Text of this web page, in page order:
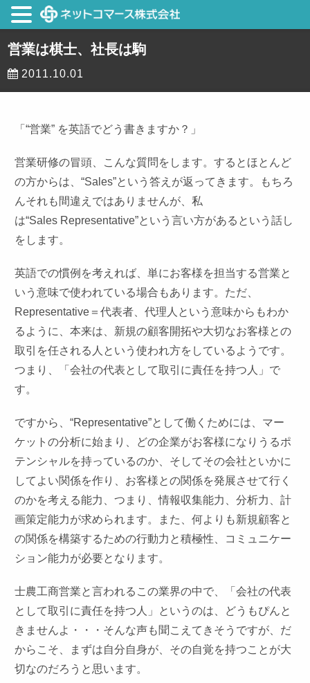
営業は棋士、社長は駒
2011.10.01
「“営業” を英語でどう書きますか？」
営業研修の冒頭、こんな質問をします。するとほとんど
の方からは、“Sales”という答えが返ってきます。もちろ
んそれも間違えではありませんが、私
は“Sales Representative”という言い方があるという話し
をします。
英語での慣例を考えれば、単にお客様を担当する営業と
いう意味で使われている場合もあります。ただ、
Representative ＝代表者、代理人という意味からもわか
るように、本来は、新規の顧客開拓や大切なお客様との
取引を任される人という使われ方をしているようです。
つまり、「会社の代表として取引に責任を持つ人」で
す。
ですから、“Representative”として働くためには、マー
ケットの分析に始まり、どの企業がお客様になりうるポ
テンシャルを持っているのか、そしてその会社といかに
してよい関係を作り、お客様との関係を発展させて行く
のかを考える能力、つまり、情報収集能力、分析力、計
画策定能力が求められます。また、何よりも新規顧客と
の関係を構築するための行動力と積極性、コミュニケー
ション能力が必要となります。
士農工商営業と言われるこの業界の中で、「会社の代表
として取引に責任を持つ人」というのは、どうもぴんと
きませんよ・・・そんな声も聞こえてきそうですが、だ
からこそ、まずは自分自身が、その自覚を持つことが大
切なのだろうと思います。